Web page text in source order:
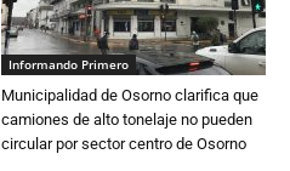
Informando Primero
Municipalidad de Osorno clarifica que
camiones de alto tonelaje no pueden
circular por sector centro de Osorno